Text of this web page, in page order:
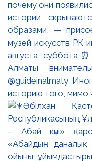
почему они
истории
образами, —
музей искусств РК
августа, суббота
Алматы
@guideinalmaty
историю того, мимо